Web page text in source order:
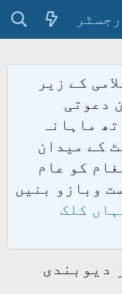
رجسٹر
کے زیر
دعوتی
ماہانہ
کے میدان
کو عام
وبازو بنیں
کلک
دیوبندی